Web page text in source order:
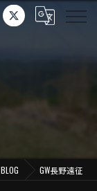
BLOG GW長野遠征